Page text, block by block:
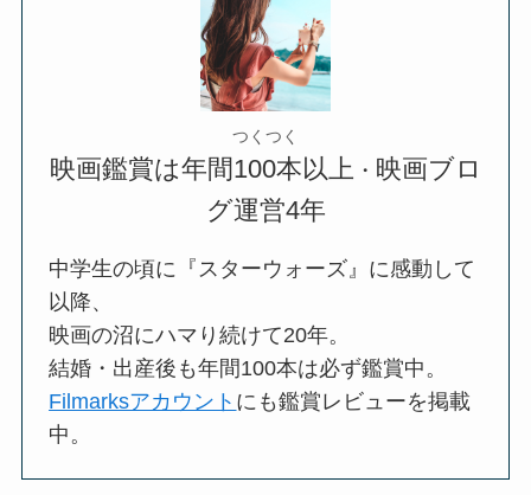
つくつく
映画鑑賞は年間100本以上 ・ 映画ブロ
グ運営4年
中学生の頃に『スターウォーズ』に感動して
以降、
映画の沼にハマり続けて20年。
結婚・出産後も年間100本は必ず鑑賞中。
Filmarksアカウント にも鑑賞レビューを掲載
中。